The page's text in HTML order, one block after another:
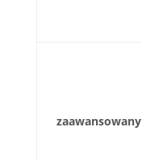
zaawansowany